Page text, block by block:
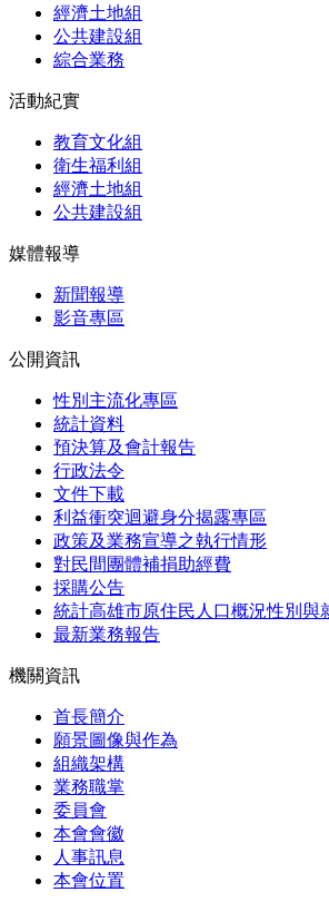
經濟土地組
公共建設組
綜合業務
活動紀實
教育文化組
衛生福利組
經濟土地組
公共建設組
媒體報導
新聞報導
影音專區
公開資訊
性別主流化專區
統計資料
預決算及會計報告
行政法令
文件下載
利益衝突迴避身分揭露專區
政策及業務宣導之執行情形
對民間團體補捐助經費
採購公告
統計高雄市原住民人口概況性別與
最新業務報告
機關資訊
首長簡介
願景圖像與作為
組織架構
業務職掌
委員會
本會會徽
人事訊息
本會位置